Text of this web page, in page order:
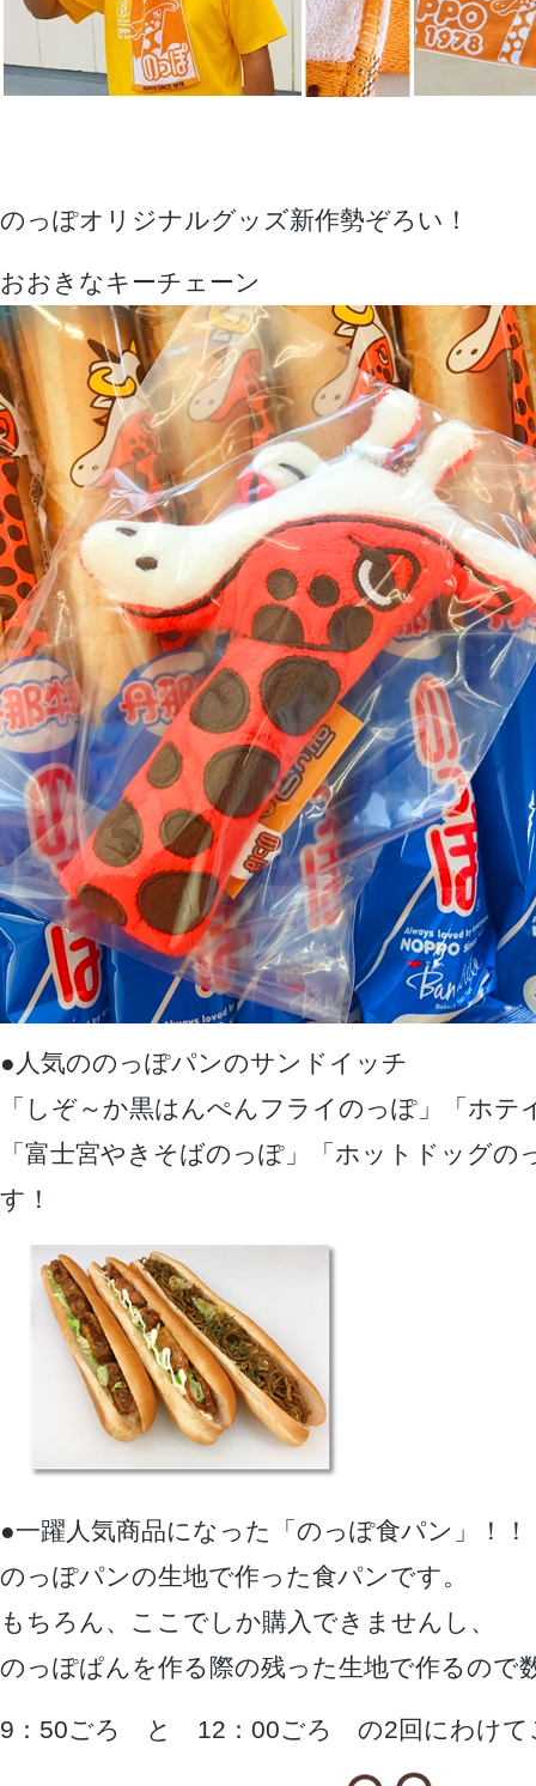
のっぽオリジナルグッズ新作勢ぞろい！
おおきなキーチェーン
●人気ののっぽパンのサンドイッチ
「しぞ～か黒はんぺんフライのっぽ」「ホ
「富士宮やきそばのっぽ」「ホットドッグの
す！
●一躍人気商品になった「のっぽ食パン」！！
のっぽパンの生地で作った食パンです。
もちろん、ここでしか購入できませんし、
のっぽぱんを作る際の残った生地で作るので
9：50ごろ と 12：00ごろ の2回にわけて